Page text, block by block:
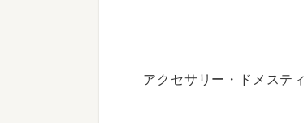
アクセサリー・ドメステ